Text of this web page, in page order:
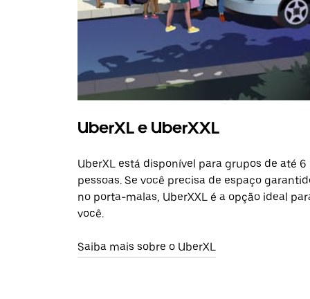
UberXL e UberXXL
UberXL está disponível para grupos de até 6
pessoas. Se você precisa de espaço
no porta-malas, UberXXL é a opção ideal
você.
Saiba mais sobre o UberXL